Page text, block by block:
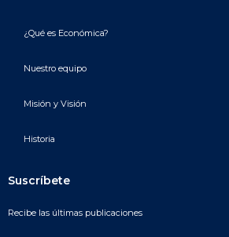
¿Qué es Económica?
Nuestro equipo
Misión y Visión
Historia
Suscríbete
Recibe las últimas publicaciones